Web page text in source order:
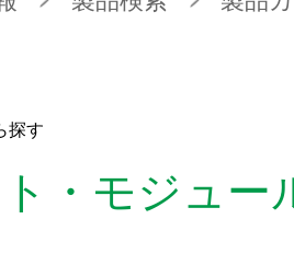
探す
・モジュー